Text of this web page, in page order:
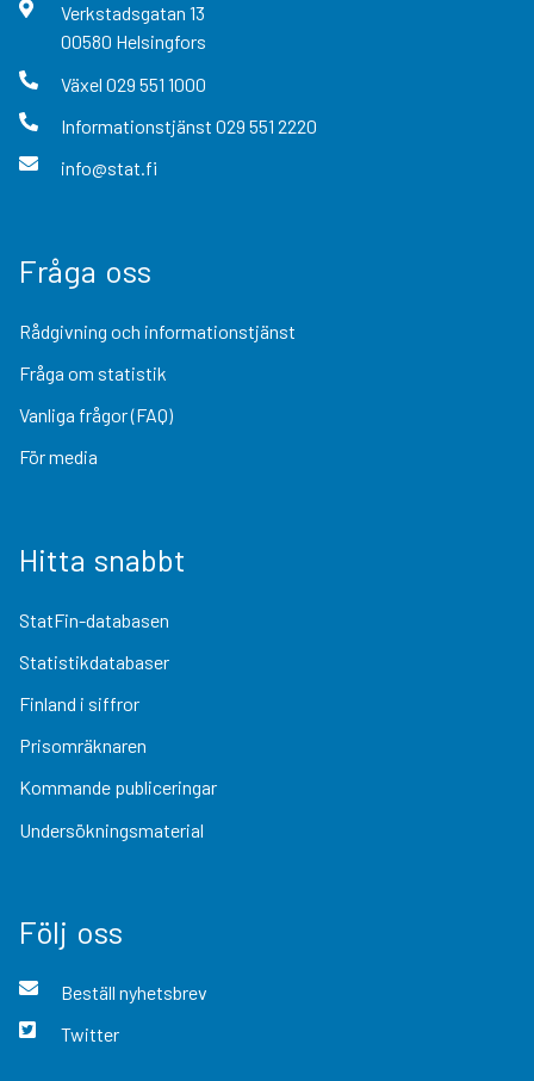
Verkstadsgatan 13
00580 Helsingfors
Växel 029 551 1000
Informationstjänst 029 551 2220
info@stat.fi
Fråga oss
Rådgivning och informationstjänst
Fråga om statistik
Vanliga frågor (FAQ)
För media
Hitta snabbt
StatFin-databasen
Statistikdatabaser
Finland i siffror
Prisomräknaren
Kommande publiceringar
Undersökningsmaterial
Följ oss
Beställ nyhetsbrev
Twitter